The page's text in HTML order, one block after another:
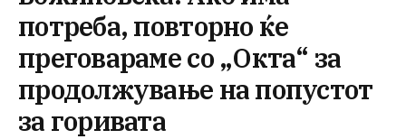
потреба, повторно ќе
преговараме со „Окта“ за
продолжување на попустот
за горивата